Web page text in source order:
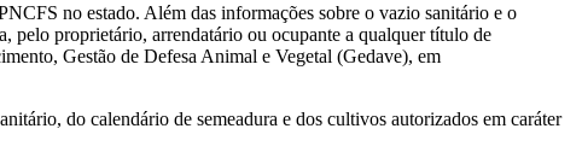
no estado. Além das informações sobre o vazio sanitário e o
pelo proprietário, arrendatário ou ocupante a qualquer título de
Gestão de Defesa Animal e Vegetal (Gedave), em
do calendário de semeadura e dos cultivos autorizados em caráter